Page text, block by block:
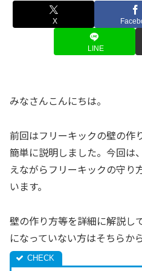
X
LINE
みなさんこんにちは。
前回はフリーキックの壁の作
簡単に説明しました。今回は
えながらフリーキックの守り
います。
壁の作り方等を詳細に解説し
になっていない方はそちらか